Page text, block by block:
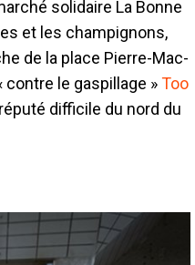
solidaire La Bonne
et les champignons,
de la place Pierre-Mac-
contre le gaspillage »Too
difficile du nord du